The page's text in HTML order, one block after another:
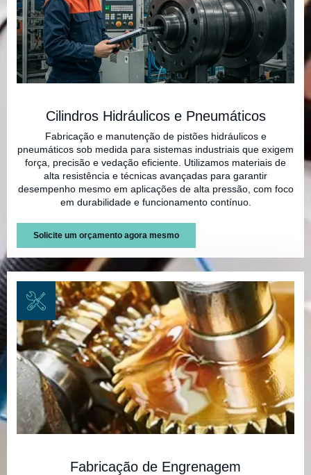
Cilindros Hidráulicos e Pneumáticos
Fabricação e manutenção de pistões hidráulicos e
pneumáticos sob medida para sistemas industriais que exigem
força, precisão e vedação eficiente. Utilizamos materiais de
alta resistência e técnicas avançadas para garantir
desempenho mesmo em aplicações de alta pressão, com foco
em durabilidade e funcionamento contínuo.
Solicite um orçamento agora mesmo
Fabricação de Engrenagem